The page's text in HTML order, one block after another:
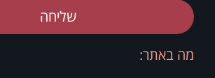
מה באתר:
שליחה